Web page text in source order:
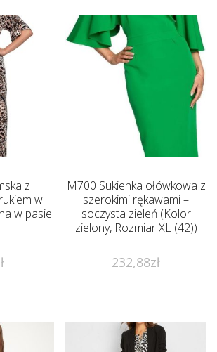
z
w
w pasie
M700 Sukienka ołówkowa z
szerokimi rękawami –
soczysta zieleń (Kolor
zielony, Rozmiar XL (42))
232,88zł